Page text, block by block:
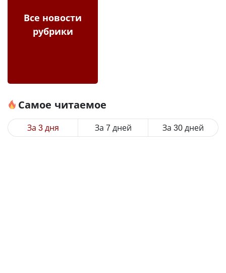
Все новости
рубрики
Самое читаемое
За 3 дня За 7 дней За 30 дней